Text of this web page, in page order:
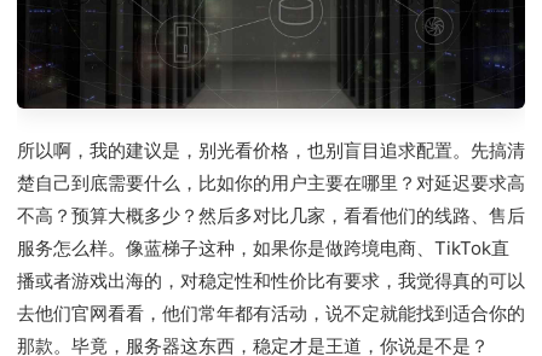
所以啊，我的建议是，别光看价格，也别盲目追求配置。先搞清
楚自己到底需要什么，比如你的用户主要在哪里？对延迟要求高
不高？预算大概多少？然后多对比几家，看看他们的线路、售后
服务怎么样。像蓝梯子这种，如果你是做跨境电商、TikTok直
播或者游戏出海的，对稳定性和性价比有要求，我觉得真的可以
去他们官网看看，他们常年都有活动，说不定就能找到适合你的
那款。毕竟，服务器这东西，稳定才是王道，你说是不是？